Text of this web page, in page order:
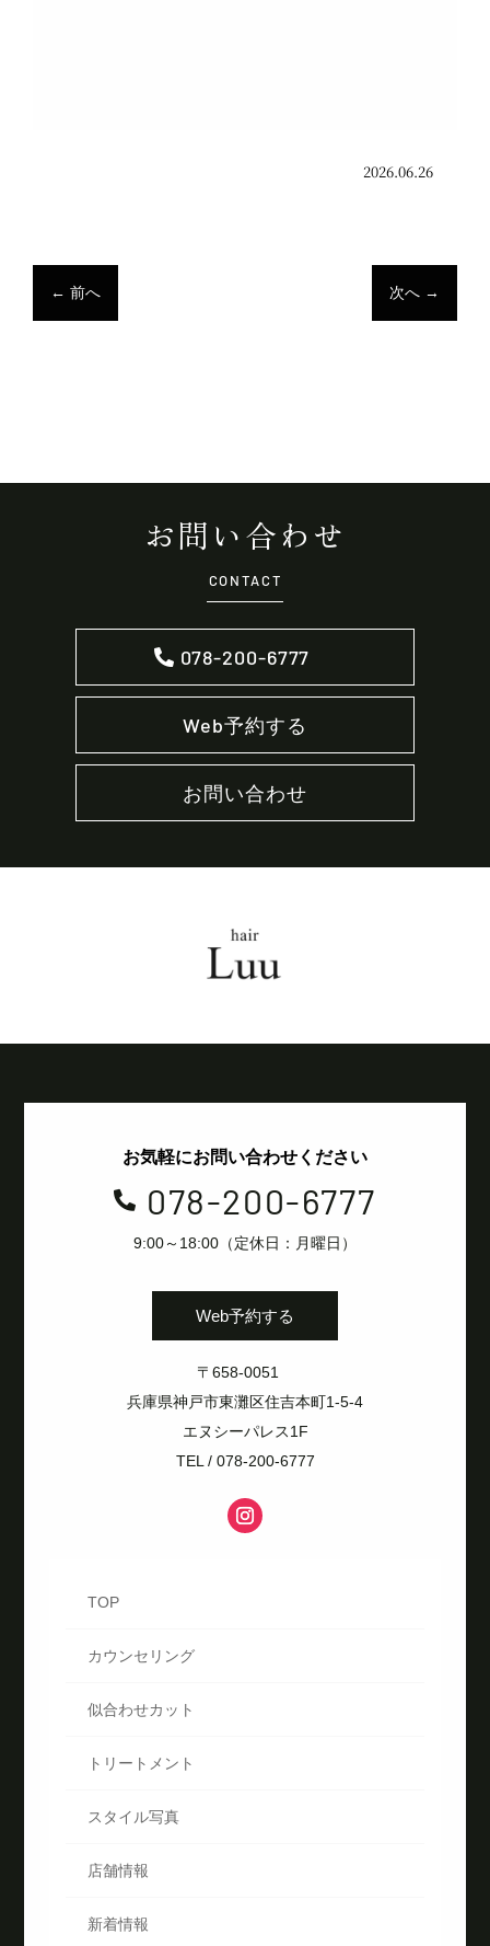
2026.06.26
← 前へ 次へ →
お問い合わせ
CONTACT
078-200-6777
Web予約する
お問い合わせ
お気軽にお問い合わせください
 078-200-6777
9:00～18:00（定休日：月曜日）
Web予約する
〒658-0051
兵庫県神戸市東灘区住吉本町1-5-4
エヌシーパレス1F
TEL / 078-200-6777
TOP
カウンセリング
似合わせカット
トリートメント
スタイル写真
店舗情報
新着情報